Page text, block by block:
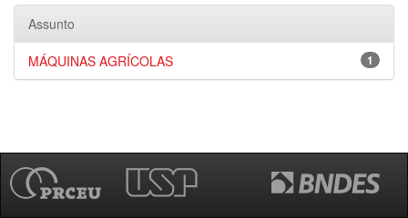
Assunto
1
MÁQUINAS AGRÍCOLAS